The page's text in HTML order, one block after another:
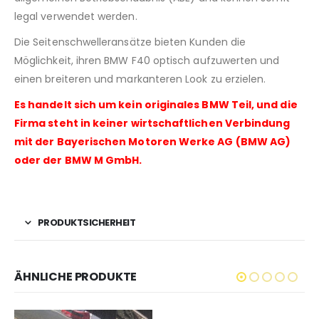
legal verwendet werden.
Die Seitenschwelleransätze bieten Kunden die
Möglichkeit, ihren BMW F40 optisch aufzuwerten und
einen breiteren und markanteren Look zu erzielen.
Es handelt sich um kein originales BMW Teil, und die
Firma steht in keiner wirtschaftlichen Verbindung
mit der Bayerischen Motoren Werke AG (BMW AG)
oder der BMW M GmbH.
PRODUKTSICHERHEIT
ÄHNLICHE PRODUKTE